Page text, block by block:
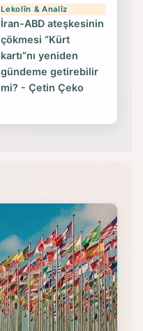
Lekolîn & Analîz
İran-ABD ateşkesinin
çökmesi “Kürt
kartı”nı yeniden
gündeme getirebilir
mi? - Çetin Çeko